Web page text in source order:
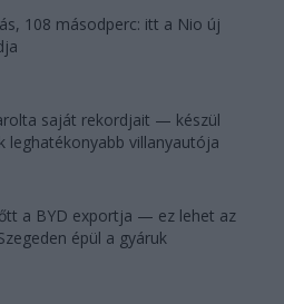
108 másodperc: itt a Nio új
saját rekordjait — készül
leghatékonyabb villanyautója
a BYD exportja — ez lehet az
épül a gyáruk